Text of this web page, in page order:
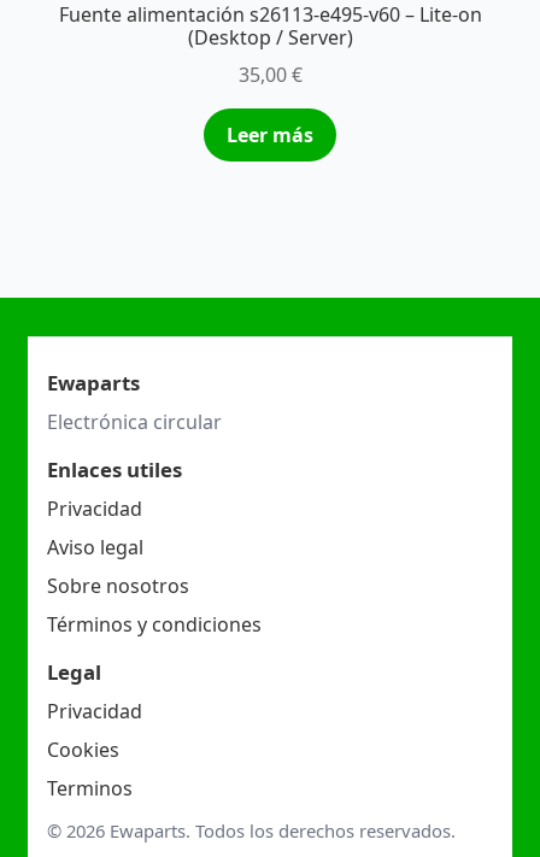
Fuente alimentación s26113-e495-v60 – Lite-on
(Desktop / Server)
35,00€
Leer más
Ewaparts
Electrónica circular
Enlaces utiles
Privacidad
Aviso legal
Sobre nosotros
Términos y condiciones
Legal
Privacidad
Cookies
Terminos
© 2026 Ewaparts. Todos los derechos reservados.